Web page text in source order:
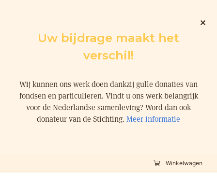
Uw bijdrage maakt het
verschil!
Wij kunnen ons werk doen dankzij gulle donaties van
fondsen en particulieren. Vindt u ons werk belangrijk
voor de Nederlandse samenleving? Word dan ook
donateur van de Stichting. Meer informatie
Winkelwagen